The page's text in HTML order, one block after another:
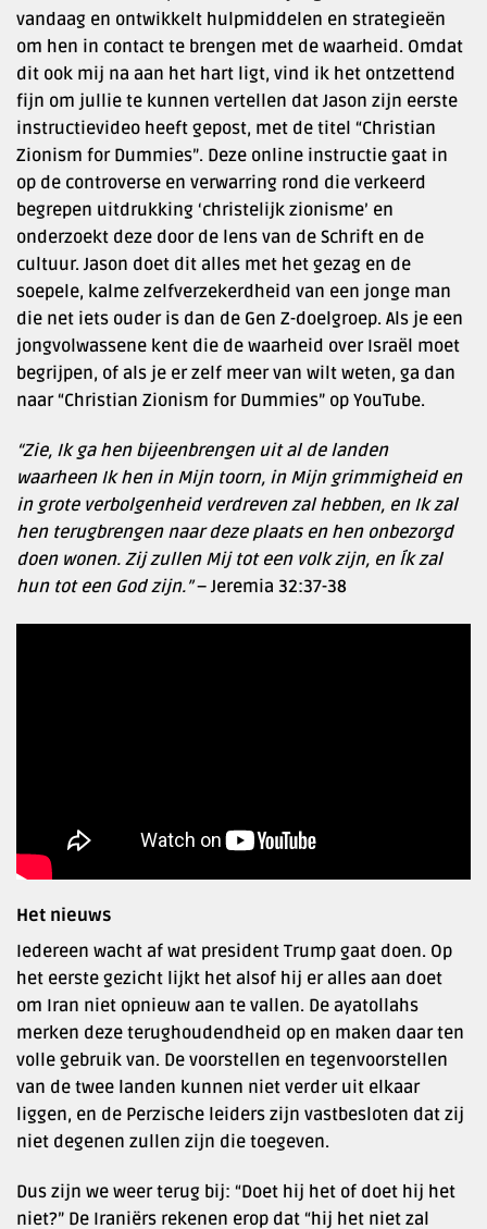
vandaag en ontwikkelt hulpmiddelen en strategieën
om hen in contact te brengen met de waarheid. Omdat
dit ook mij na aan het hart ligt, vind ik het ontzettend
fijn om jullie te kunnen vertellen dat Jason zijn eerste
instructievideo heeft gepost, met de titel “Christian
Zionism for Dummies”. Deze online instructie gaat in
op de controverse en verwarring rond die verkeerd
begrepen uitdrukking ‘christelijk zionisme’ en
onderzoekt deze door de lens van de Schrift en de
cultuur. Jason doet dit alles met het gezag en de
soepele, kalme zelfverzekerdheid van een jonge man
die net iets ouder is dan de Gen Z-doelgroep. Als je een
jongvolwassene kent die de waarheid over Israël moet
begrijpen, of als je er zelf meer van wilt weten, ga dan
naar “Christian Zionism for Dummies” op YouTube.
“Zie, Ik ga hen bijeenbrengen uit al de landen
waarheen Ik hen in Mijn toorn, in Mijn grimmigheid en
in grote verbolgenheid verdreven zal hebben, en Ik zal
hen terugbrengen naar deze plaats en hen onbezorgd
doen wonen. Zij zullen Mij tot een volk zijn, en Ík zal
hun tot een God zijn.”– Jeremia 32:37-38
Het nieuws
Iedereen wacht af wat president Trump gaat doen. Op
het eerste gezicht lijkt het alsof hij er alles aan doet
om Iran niet opnieuw aan te vallen. De ayatollahs
merken deze terughoudendheid op en maken daar ten
volle gebruik van. De voorstellen en tegenvoorstellen
van de twee landen kunnen niet verder uit elkaar
liggen, en de Perzische leiders zijn vastbesloten dat zij
niet degenen zullen zijn die toegeven.
Dus zijn we weer terug bij: “Doet hij het of doet hij het
niet?” De Iraniërs rekenen erop dat “hij het niet zal